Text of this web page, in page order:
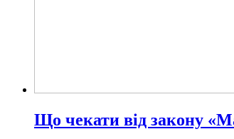
Що чекати від закону